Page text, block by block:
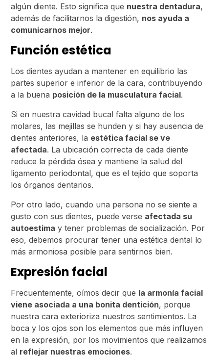
algún diente. Esto significa que nuestra dentadura,
además de facilitarnos la digestión, nos ayuda a
comunicarnos mejor.
Función estética
Los dientes ayudan a mantener en equilibrio las
partes superior e inferior de la cara, contribuyendo
a la buena posición de la musculatura facial.
Si en nuestra cavidad bucal falta alguno de los
molares, las mejillas se hunden y si hay ausencia de
dientes anteriores, la estética facial se ve
afectada. La ubicación correcta de cada diente
reduce la pérdida ósea y mantiene la salud del
ligamento periodontal, que es el tejido que soporta
los órganos dentarios.
Por otro lado, cuando una persona no se siente a
gusto con sus dientes, puede verse afectada su
autoestima y tener problemas de socialización. Por
eso, debemos procurar tener una estética dental lo
más armoniosa posible para sentirnos bien.
Expresión facial
Frecuentemente, oímos decir que la armonía facial
viene asociada a una bonita dentición, porque
nuestra cara exterioriza nuestros sentimientos. La
boca y los ojos son los elementos que más influyen
en la expresión, por los movimientos que realizamos
al reflejar nuestras emociones.